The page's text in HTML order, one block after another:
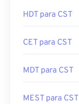
HDT para CST
CET para CST
MDT para CST
MEST para CST